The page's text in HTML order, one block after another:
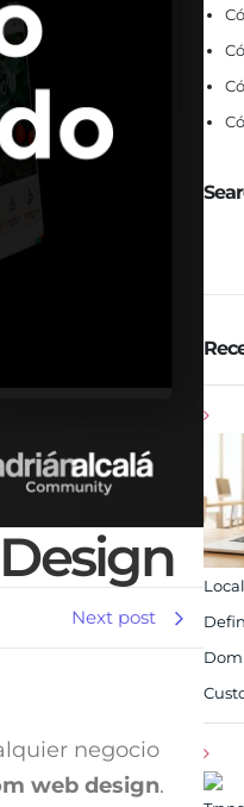
Next post
negocio
web design.